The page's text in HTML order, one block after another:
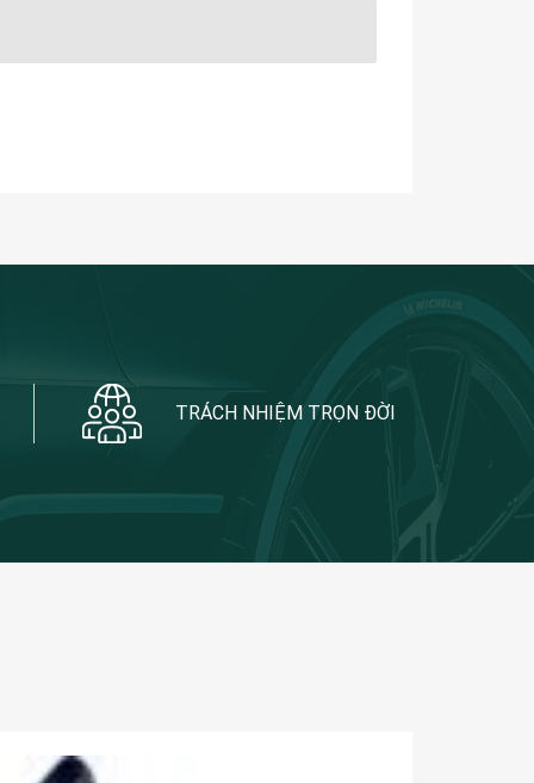
TRÁCH NHIỆM TRỌN ĐỜI